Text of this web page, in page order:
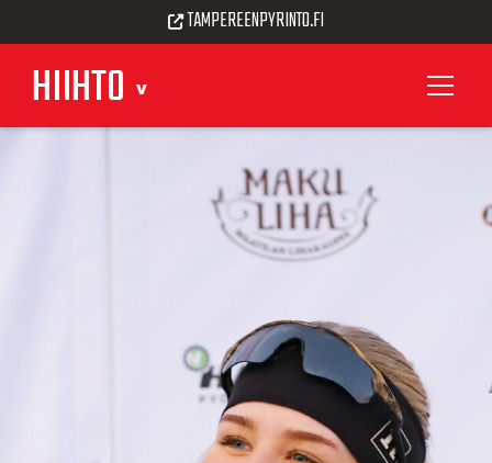
HIIHTO
TAMPEREENPYRINTO.FI